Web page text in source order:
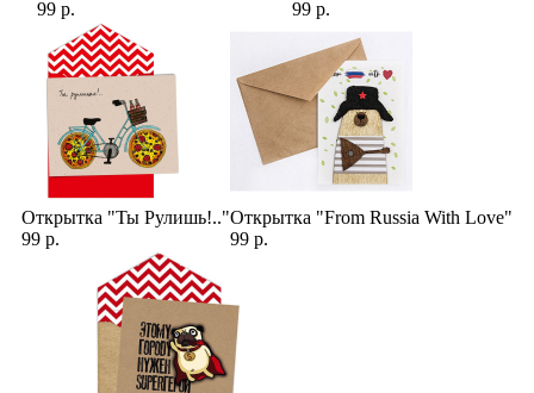
99 р. 99 р.
Открытка "Ты Рулишь!.."
99 р.
Открытка "From Russia With Love"
99 р.